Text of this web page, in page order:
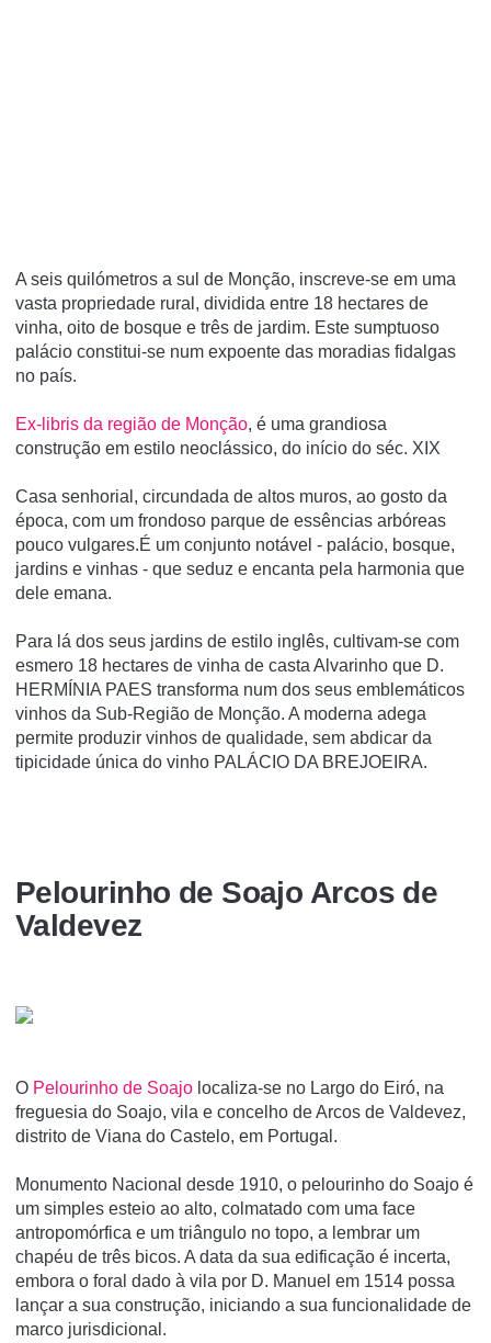
A seis quilómetros a sul de Monção, inscreve-se em uma
vasta propriedade rural, dividida entre 18 hectares de
vinha, oito de bosque e três de jardim. Este sumptuoso
palácio constitui-se num expoente das moradias fidalgas
no paí­s.
Ex-libris da região de Monção, é uma grandiosa
construção em estilo neoclássico, do início do séc. XIX
Casa senhorial, circundada de altos muros, ao gosto da
época, com um frondoso parque de essências arbóreas
pouco vulgares.É um conjunto notável - palácio, bosque,
jardins e vinhas - que seduz e encanta pela harmonia que
dele emana.
Para lá dos seus jardins de estilo inglês, cultivam-se com
esmero 18 hectares de vinha de casta Alvarinho que D.
HERMÍNIA PAES transforma num dos seus emblemáticos
vinhos da Sub-Região de Monção. A moderna adega
permite produzir vinhos de qualidade, sem abdicar da
tipicidade única do vinho PALÁCIO DA BREJOEIRA.
Pelourinho de Soajo Arcos de
Valdevez
O Pelourinho de Soajo localiza-se no Largo do Eiró, na
freguesia do Soajo, vila e concelho de Arcos de Valdevez,
distrito de Viana do Castelo, em Portugal.
Monumento Nacional desde 1910, o pelourinho do Soajo é
um simples esteio ao alto, colmatado com uma face
antropomórfica e um triângulo no topo, a lembrar um
chapéu de três bicos. A data da sua edificação é incerta,
embora o foral dado à vila por D. Manuel em 1514 possa
lançar a sua construção, iniciando a sua funcionalidade de
marco jurisdicional.